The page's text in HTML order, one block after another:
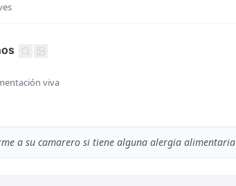
viva
a su camarero si tiene alguna alergia alimentaria